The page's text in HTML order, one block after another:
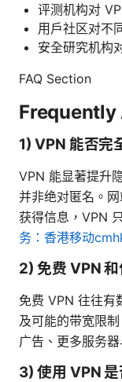
评测机构对
用户社区对不
安全研究机构
FAQ Section
Frequently
1) VPN 能否完
VPN 能显著提升
并非绝对匿名。
获得信息，VPN
务：香港移动
2) 免费 VPN
免费 VPN 往往有
及可能的带宽限
广告、更多服务
3) 使用 VPN